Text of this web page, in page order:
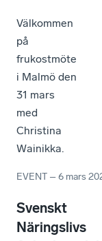
Välkommen
på
frukostmöte
i Malmö den
31 mars
med
Christina
Wainikka.
EVENT –6 mars
Svenskt
Näringslivs